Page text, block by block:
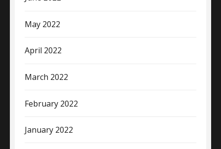
May 2022
April 2022
March 2022
February 2022
January 2022